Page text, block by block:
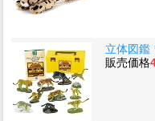
立体図鑑
販売価格